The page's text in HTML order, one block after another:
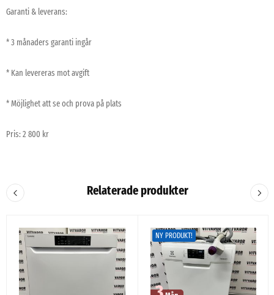
Garanti & leverans:
* 3 månaders garanti ingår
* Kan levereras mot avgift
* Möjlighet att se och prova på plats
Pris: 2 800 kr
Relaterade produkter
NY PRODUKT!